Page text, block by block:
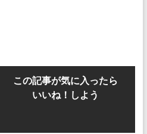
この記事が気に入ったら
いいね！しよう